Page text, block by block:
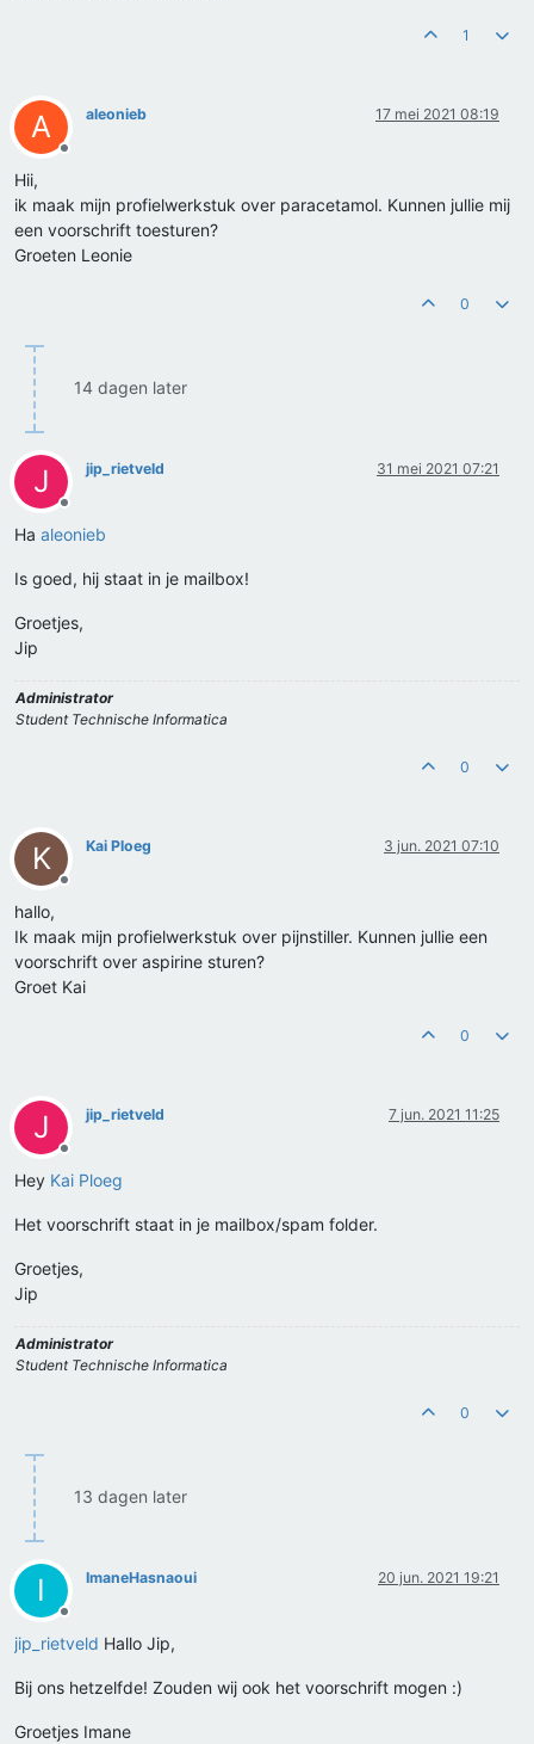
1
A
Offline
aleonieb 17 mei 2021 08:19
Hii,
ik maak mijn profielwerkstuk over paracetamol. Kunnen jullie mij
een voorschrift toesturen?
Groeten Leonie
0
14 dagen later
J
Offline
jip_rietveld 31 mei 2021 07:21
Ha aleonieb
Is goed, hij staat in je mailbox!
Groetjes,
Jip
Administrator
Student Technische Informatica
0
K
Offline
Kai Ploeg 3 jun. 2021 07:10
hallo,
Ik maak mijn profielwerkstuk over pijnstiller. Kunnen jullie een
voorschrift over aspirine sturen?
Groet Kai
0
J
Offline
jip_rietveld 7 jun. 2021 11:25
Hey Kai Ploeg
Het voorschrift staat in je mailbox/spam folder.
Groetjes,
Jip
Administrator
Student Technische Informatica
0
13 dagen later
I
Offline
ImaneHasnaoui 20 jun. 2021 19:21
jip_rietveld Hallo Jip,
Bij ons hetzelfde! Zouden wij ook het voorschrift mogen :)
Groetjes Imane